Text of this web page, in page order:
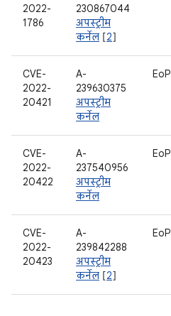
2022-
1786
230867044
अपस्ट्रीम
कर्नेल [2]
CVE-
2022-
20421
A-
239630375
अपस्ट्रीम
कर्नेल
EoP
CVE-
2022-
20422
A-
237540956
अपस्ट्रीम
कर्नेल
EoP
CVE-
2022-
20423
A-
239842288
अपस्ट्रीम
कर्नेल [2]
EoP